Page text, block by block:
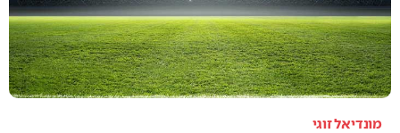
מונדיאל זוגי